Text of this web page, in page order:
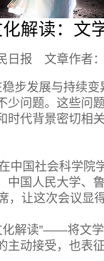
解读：文
日报 文章作者
步发展与持续变
少问题。这些问
时代背景密切相
中国社会科学院
中国人民大学、
，让这次会议显
解读”——将文
主动接受，也表